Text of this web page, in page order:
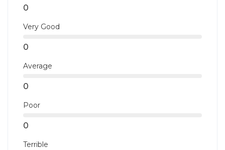
0
Very Good
0
Average
0
Poor
0
Terrible